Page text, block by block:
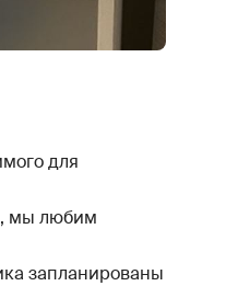
для
мы любим
запланированы